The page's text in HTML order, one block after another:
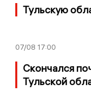
Тульскую
07/08 17:00
Скончался
Тульской